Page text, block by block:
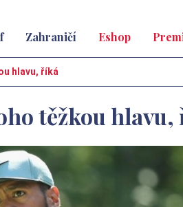
Zahraničí Eshop
hlavu, říká
těžkou